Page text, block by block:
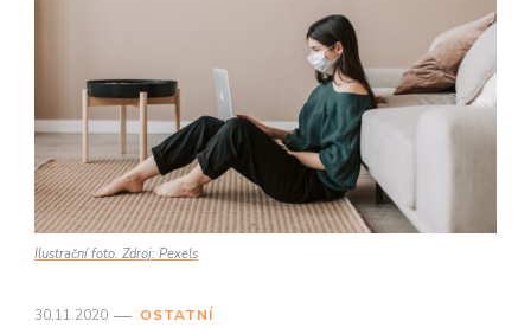
Ilustrační foto. Zdroj: Pexels
30.11.2020 OSTATNÍ